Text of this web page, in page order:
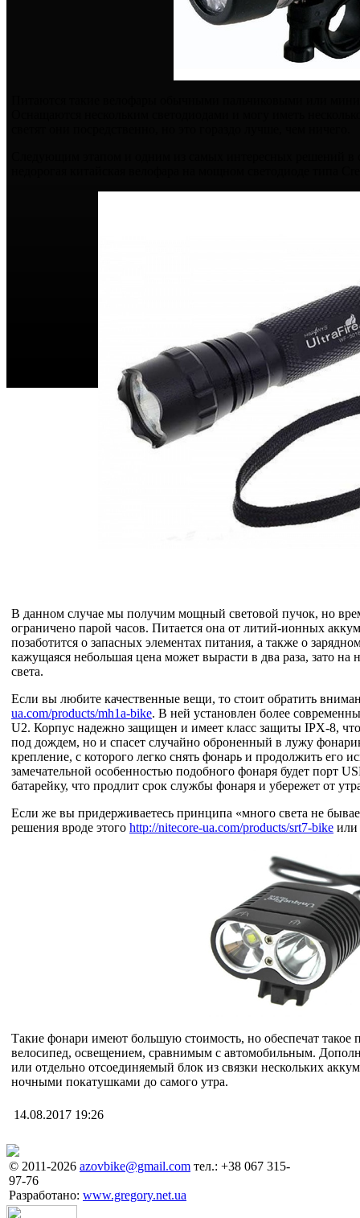
В данном случае мы получим мощный световой пучок, но
ограничено парой часов. Питается она от литий-ионных
позаботится о запасных элементах питания, а также о
кажущаяся небольшая цена может вырасти в два раза, зато на
света.
Если вы любите качественные вещи, то стоит обратить
ua.com/products/mh1a-bike. В ней установлен более
U2. Корпус надежно защищен и имеет класс защиты IPX-8, что
под дождем, но и спасет случайно оброненный в лужу
крепление, с которого легко снять фонарь и продолжить его
замечательной особенностью подобного фонаря будет порт
батарейку, что продлит срок службы фонаря и убережет от
Если же вы придерживаетесь принципа «много света не
решения вроде этого http://nitecore-ua.com/products/srt7-bike или
Такие фонари имеют большую стоимость, но обеспечат такое
велосипед, освещением, сравнимым с автомобильным.
или отдельно отсоединяемый блок из связки нескольких
ночными покатушками до самого утра.
14.08.2017 19:26
© 2011-2026 azovbike@gmail.com тел.: +38 067 315-
97-76
Разработано: www.gregory.net.ua